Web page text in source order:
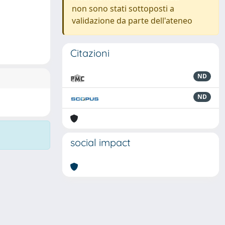
non sono stati sottoposti a
validazione da parte dell'ateneo
Citazioni
ND
ND
social impact